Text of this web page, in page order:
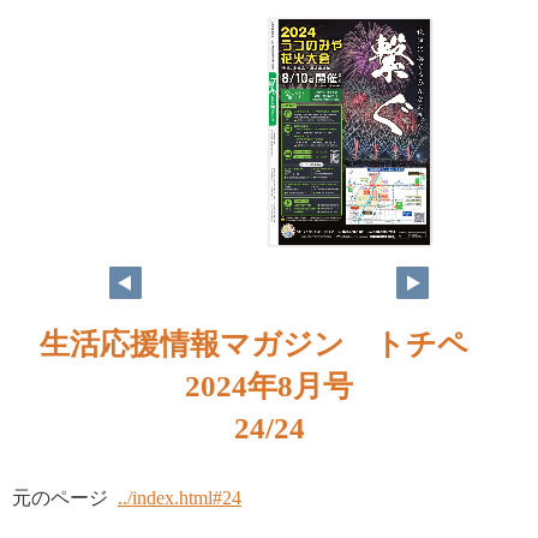
生活応援情報マガジン トチペ
2024年8月号
24/24
元のページ ../index.html#24